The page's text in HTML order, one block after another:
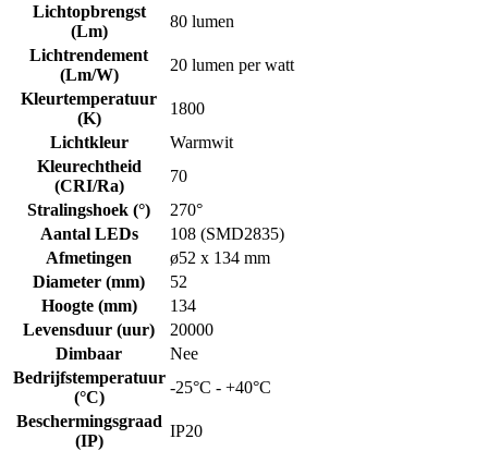
Lichtopbrengst
(Lm)
80 lumen
Lichtrendement
(Lm/W)
20 lumen per watt
Kleurtemperatuur
(K)
1800
Lichtkleur
Warmwit
Kleurechtheid
(CRI/Ra)
70
Stralingshoek (°)
270°
Aantal LEDs
108 (SMD2835)
Afmetingen
ø52 x 134 mm
Diameter (mm)
52
Hoogte (mm)
134
Levensduur (uur)
20000
Dimbaar
Nee
Bedrijfstemperatuur
(°C)
-25°C - +40°C
Beschermingsgraad
(IP)
IP20